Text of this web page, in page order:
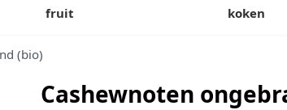
fruit
koken
(bio)
Cashewnoten